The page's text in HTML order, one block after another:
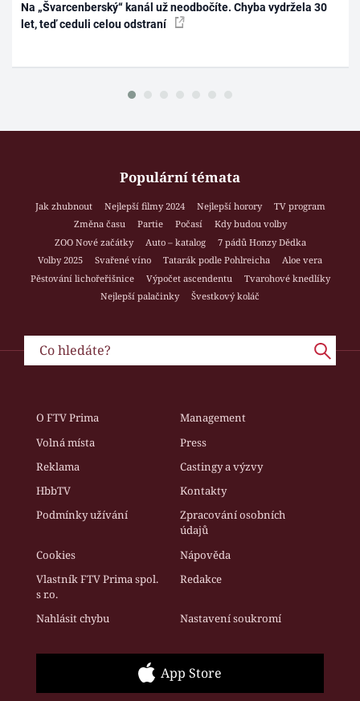
Na „Švarcenberský“ kanál už neodbočíte. Chyba vydržela 30
let, teď ceduli celou odstraní
Populární témata
Jak zhubnout Nejlepší filmy 2024 Nejlepší horory
TV program
Změna času
Partie Počasí
Kdy budou volby
ZOO Nové začátky
Auto – katalog
7 pádů Honzy Dědka
Volby 2025
Svařené víno Tatarák podle Pohlreicha
Aloe vera
Pěstování lichořeřišnice
Výpočet ascendentu
Tvarohové knedlíky
Nejlepší palačinky
Švestkový koláč
O FTV Prima
Management
Volná místa
Press
Reklama
Castingy a výzvy
HbbTV
Kontakty
Podmínky užívání
Zpracování osobních
údajů
Cookies
Nápověda
Vlastník FTV Prima spol.
s r.o.
Redakce
Nahlásit chybu Nastavení soukromí
App Store